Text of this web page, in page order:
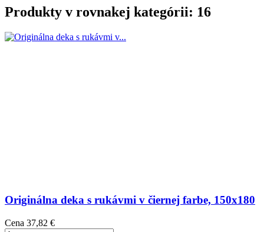
Produkty v rovnakej kategórii: 16
Originálna deka s rukávmi v čiernej farbe, 150x180
Cena 37,82 €